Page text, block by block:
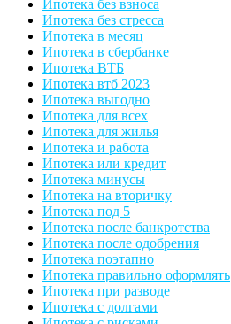
Ипотека без взноса
Ипотека без стресса
Ипотека в месяц
Ипотека в сбербанке
Ипотека ВТБ
Ипотека втб 2023
Ипотека выгодно
Ипотека для всех
Ипотека для жилья
Ипотека и работа
Ипотека или кредит
Ипотека минусы
Ипотека на вторичку
Ипотека под 5
Ипотека после банкротства
Ипотека после одобрения
Ипотека поэтапно
Ипотека правильно оформлять
Ипотека при разводе
Ипотека с долгами